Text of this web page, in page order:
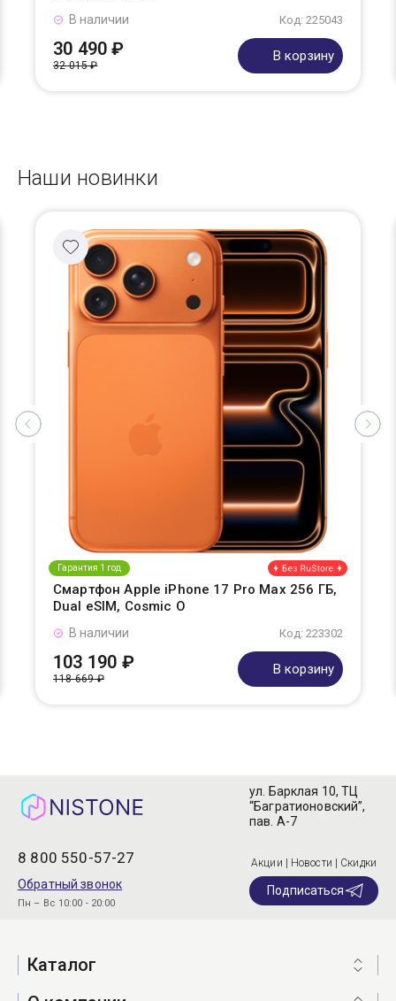
Код: 225043
В наличии
30 490 ₽
32 015 ₽
В корзину
Наши новинки
Гарантия 1 год
Смартфон Apple iPhone 17 Pro Max 256 ГБ,
Dual eSIM, Cosmic O
Код: 223302
В наличии
103 190 ₽
118 669 ₽
В корзину
8 800 550-57-27
Обратный звонок
Пн – Вс 10:00 - 20:00
ул. Барклая 10, ТЦ
“Багратионовский”,
пав. А-7
Акции | Новости | Скидки
Подписаться
Каталог